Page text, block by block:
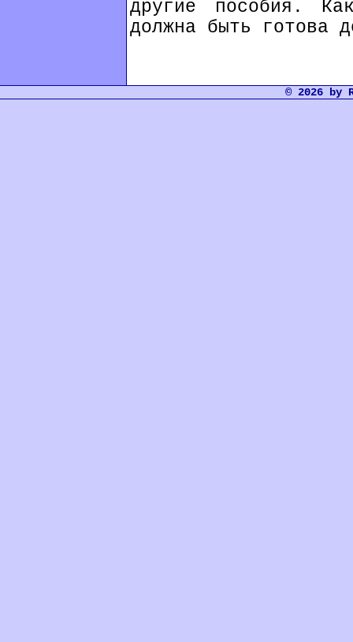
другие пособия.
должна быть готова
© 2026 by